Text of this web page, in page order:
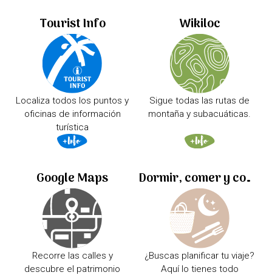
Tourist Info
Localiza todos los puntos y
oficinas de información
turística
Wikiloc
Sigue todas las rutas de
montaña y subacuáticas.
Google Maps
Recorre las calles y
descubre el patrimonio
Dormir, comer y comprar
¿Buscas planificar tu viaje?
Aquí lo tienes todo